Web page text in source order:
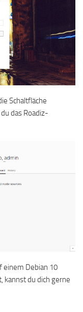
Schaltfläche
das Roadiz-
einem Debian 10
kannst du dich gerne